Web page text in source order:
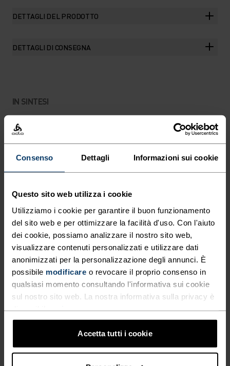
Consenso Dettagli Informazioni sui cookie
Questo sito web utilizza i cookie
Utilizziamo i cookie per garantire il buon funzionamento
del sito web e per ottimizzare la facilità d'uso. Con l'aiuto
dei cookie, possiamo analizzare il nostro sito web,
visualizzare contenuti personalizzati e utilizzare dati
anonimizzati per la personalizzazione degli annunci. È
possibile modificare o revocare il proprio consenso in
qualsiasi momento consultando l'informativa sui cookie
sul nostro sito web. La nostra informativa sulla privacy è
Accetta tutti i cookie
DETTAGLI DEL PRODOTTO
DETTAGLI DI CONSEGNA
IN SINTESI
UN TESSUTO MISTO DI FILATI
SOSTENIBILI PER
PRESTAZIONI E COMFORT
Leggera, traspirante e naturale, la t-shirt Ascent
Performance Wool 130 con stampa Run. Bike.
Hike. è prodotta in Europa con il 50% di tessuto
TENCEL™ Lyocell e il 50% di lana merino
mulesing-free. Morbida, antiprurito e ad
asciugatura rapida, è ideale per il tragitto casa-
lavoro, la vita di tutti i giorni e i weekend
all'insegna dell'avventura in qualsiasi stagione. I
temperatura ottimale e proprietà antibatteriche
che tengono a bada i cattivi odori. La stampa